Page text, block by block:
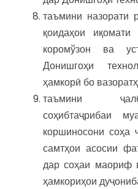
таъмини назорати
қоидаҳои иқомати
коромўзон ва
Донишгоҳи
ҳамкорӣ бо
таъмини
соҳибтаҷрибаи
коршиносони соҳа
самтҳои асосии
дар соҳаи маориф
ҳамкориҳои